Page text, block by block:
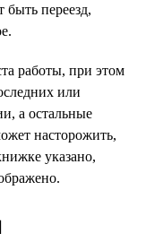
быть переезд,
работы, при этом
или
а остальные
насторожить,
указано,